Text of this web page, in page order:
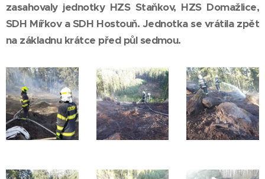
zasahovaly jednotky HZS Staňkov, HZS Domažlice,
SDH Mířkov a SDH Hostouň. Jednotka se vrátila zpět
na základnu krátce před půl sedmou.